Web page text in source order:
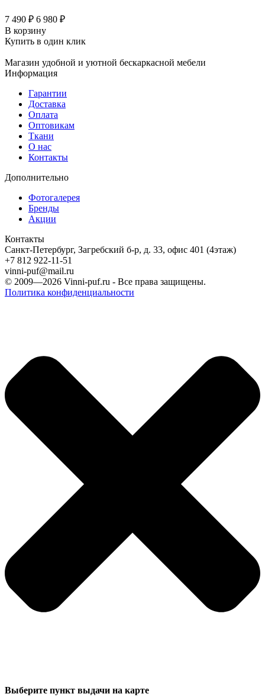
7 490 ₽ 6 980 ₽
В корзину
Купить в один клик
Магазин удобной и уютной бескаркасной мебели
Информация
Гарантии
Доставка
Оплата
Оптовикам
Ткани
О нас
Контакты
Дополнительно
Фотогалерея
Бренды
Акции
Контакты
Санкт-Петербург, Загребский б-р, д. 33, офис 401 (4этаж)
+7 812 922-11-51
vinni-puf@mail.ru
© 2009—2026 Vinni-puf.ru - Все права защищены.
Политика конфиденциальности
Выберите пункт выдачи на карте